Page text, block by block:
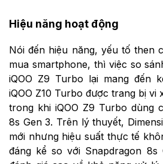
Hiệu năng hoạt động
Nói đến hiệu năng, yếu tố then
mua smartphone, thì việc so
iQOO Z9 Turbo lại mang đến
iQOO Z10 Turbo được trang bị vi
trong khi iQOO Z9 Turbo dùng
8s Gen 3. Trên lý thuyết,
mới nhưng hiệu suất thực tế
đáng kể so với Snapdragon